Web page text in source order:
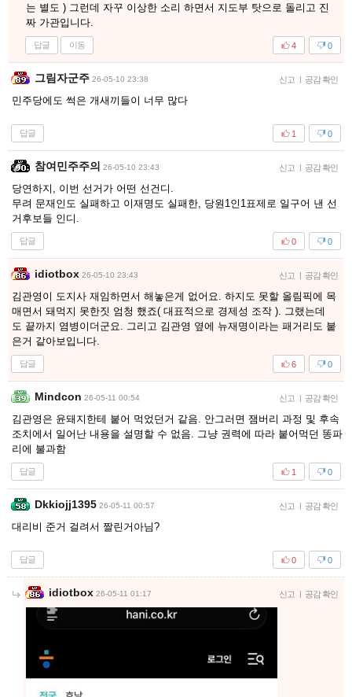
는 별도 ) 그런데 자꾸 이상한 소리 하면서 지도부 탓으로 돌리고 진
짜 가관입니다.
답글 이동 0
4
그림자군주 26-05-10 23:38 신고 | 공감 확인
민주당에도 썩은 개새끼들이 너무 많다
답글 0
1
참여민주주의 26-05-10 23:43 신고 | 공감 확인
당연하지, 이번 선거가 어떤 선건디.
무려 문재인도 실패하고 이재명도 실패한, 당원1인1표제로 일구어 낸 선
거후보들 인디.
답글 0
0
idiotbox 26-05-10 23:43 신고 | 공감 확인
김관영이 도지사 재임하면서 해놓은게 없어요. 하지도 못할 올림픽에 목
매면서 돼먹지 못한짓 엄청 했죠( 대표적으로 경제성 조작 ). 그랬는데
도 끝까지 염병이더군요. 그리고 김관영 옆에 뉴재명이라는 패거리도 붙
은거 같아보입니다.
답글 0
6
Mindcon 26-05-11 00:54 신고 | 공감 확인
김관영은 윤돼지한테 붙어 먹었던거 같음. 안그러면 잼버리 과정 및 후속
조치에서 일어난 내용을 설명할 수 없음. 그냥 권력에 따라 붙어먹던 똥파
리에 불과함
답글 0
1
Dkkiojj1395 26-05-11 00:57 신고 | 공감 확인
대리비 준거 걸려서 짤린거아님?
답글 0
0
idiotbox 26-05-11 01:17 신고 | 공감 확인